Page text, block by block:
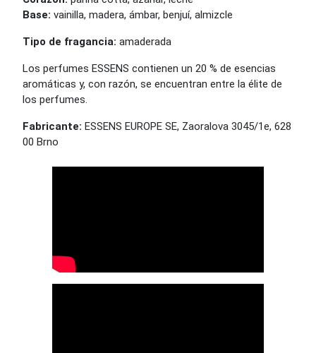
Base: vainilla, madera, ámbar, benjuí, almizcle
Tipo de fragancia: amaderada
Los perfumes ESSENS contienen un 20 % de esencias
aromáticas y, con razón, se encuentran entre la élite de
los perfumes.
Fabricante: ESSENS EUROPE SE, Zaoralova 3045/1e, 628
00 Brno